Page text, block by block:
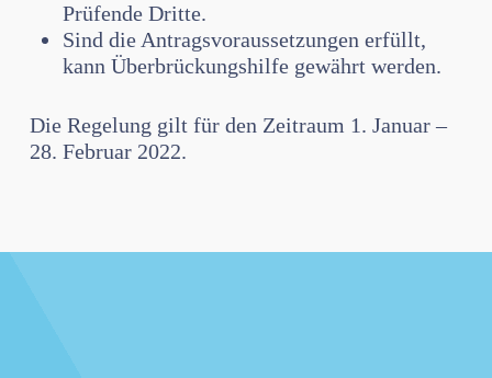
Prüfende Dritte.
Sind die Antragsvoraussetzungen erfüllt,
kann Überbrückungshilfe gewährt werden.
Die Regelung gilt für den Zeitraum 1. Januar –
28. Februar 2022.